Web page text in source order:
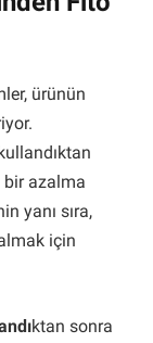
ürünün
bir azalma
yanı sıra,
için
ktan sonra